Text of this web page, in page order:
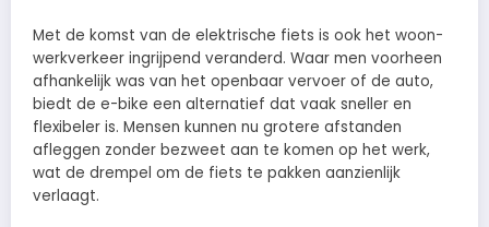
Met de komst van de elektrische fiets is ook het woon-
werkverkeer ingrijpend veranderd. Waar men voorheen
afhankelijk was van het openbaar vervoer of de auto,
biedt de e-bike een alternatief dat vaak sneller en
flexibeler is. Mensen kunnen nu grotere afstanden
afleggen zonder bezweet aan te komen op het werk,
wat de drempel om de fiets te pakken aanzienlijk
verlaagt.